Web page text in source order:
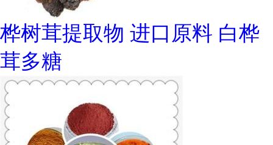
桦树茸提取物 进口原料 白桦
茸多糖